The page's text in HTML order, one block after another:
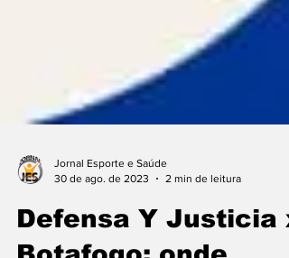
Jornal Esporte e Saúde
Defensa Y Justicia x